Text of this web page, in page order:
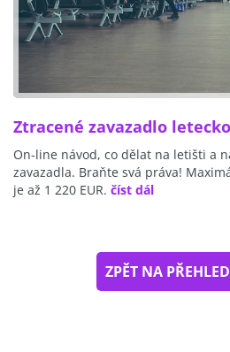
Ztracené zavazadlo
On-line návod, co dělat na letišti a
zavazadla. Braňte svá práva!
je až 1 220 EUR. číst dál
ZPĚT NA